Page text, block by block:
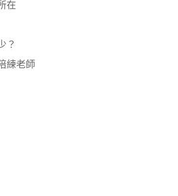
在
？
練老師